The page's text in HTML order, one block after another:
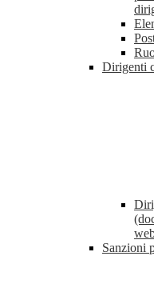
Dirigenti
Sanzioni